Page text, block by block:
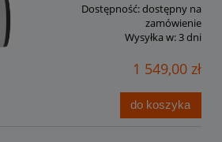
Dostępność:dostępny na
zamówienie
Wysyłka w:3 dni
1 549,00 zł
do koszyka